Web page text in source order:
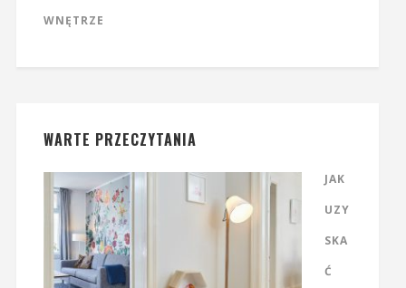
WNĘTRZE
WARTE PRZECZYTANIA
JAK
UZY
SKA
Ć